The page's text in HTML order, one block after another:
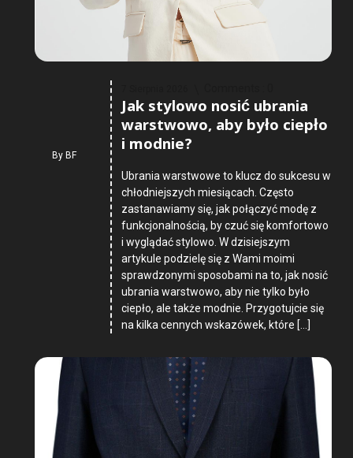
ByBF
Jak stylowo nosić ubrania
warstwowo, aby było ciepło
i modnie?
Ubrania warstwowe to klucz do sukcesu w
chłodniejszych miesiącach. Często
zastanawiamy się, jak połączyć modę z
funkcjonalnością, by czuć się komfortowo
i wyglądać stylowo. W dzisiejszym
artykule podzielę się z Wami moimi
sprawdzonymi sposobami na to, jak nosić
ubrania warstwowo, aby nie tylko było
ciepło, ale także modnie. Przygotujcie się
na kilka cennych wskazówek, które […]